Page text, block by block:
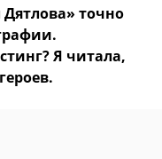
точно
Я читала,